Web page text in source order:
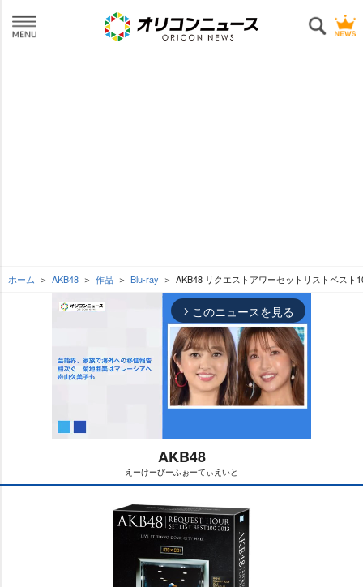
ホーム AKB48 作品 Blu-ray AKB48 リクエストアワーセットリストベスト
arrow_forward_ios このニュースを見る
M
AKB48
えーけーびーふぉーてぃえいと